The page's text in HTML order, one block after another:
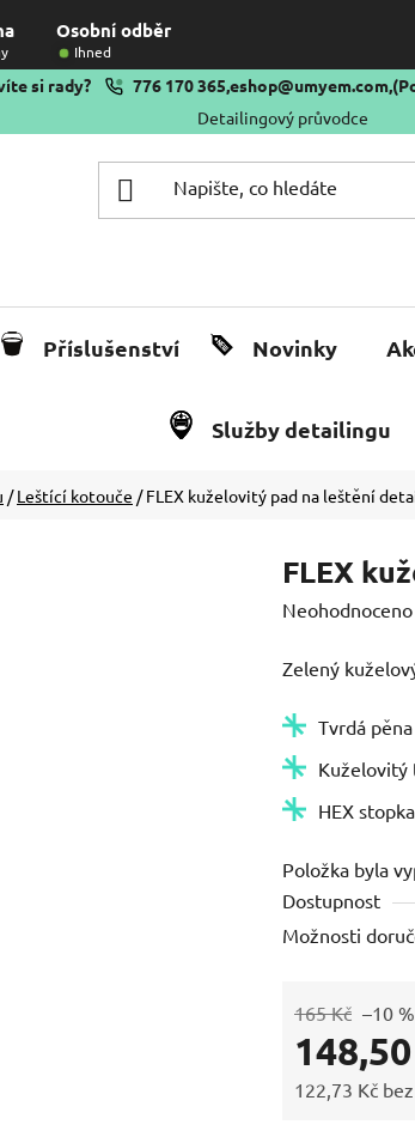
Osobní odběr
Ihned
si rady? 776 170 365,eshop@umyem.com,
Detailingový průvodce
Příslušenství Novinky
Služby detailingu
/ Leštící kotouče / FLEX kuželovitý pad na leštění
FLEX
Průměrné
produktu
0,0
z
5
Neohodnoceno
Zelený
Tvrdá
Kuželovitý
HEX
Položka byla
Dostupnost
Možnosti
165 Kč –10 %
122,73 Kč